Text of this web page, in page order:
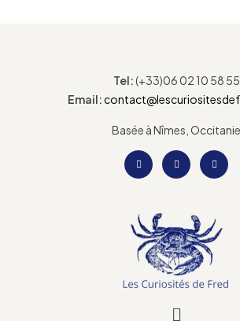
Tel:(+33)06 02 10 58 55
Email:
Basée à Nîmes, Occitanie